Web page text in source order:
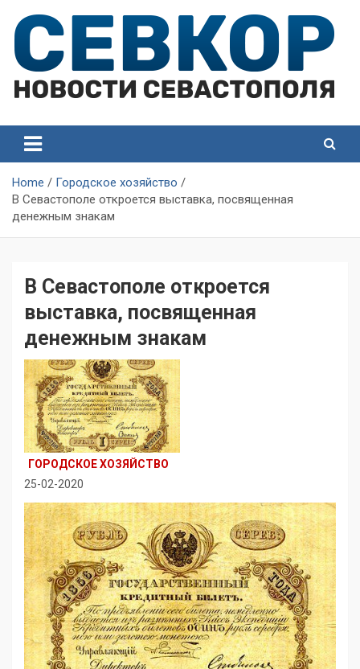
content
Севастополя
Севастополя
Home
Городское хозяйство
В Севастополе откроется выставка, посвященная
денежным знакам
В Севастополе откроется
выставка, посвященная
денежным знакам
ГОРОДСКОЕ ХОЗЯЙСТВО
25-02-2020